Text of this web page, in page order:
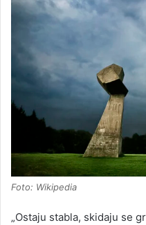
Foto: Wikipedia
„Ostaju stabla, skidaju se